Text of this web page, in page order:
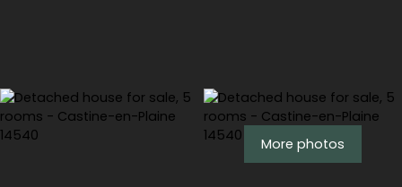
Espace client Estimate
More photos